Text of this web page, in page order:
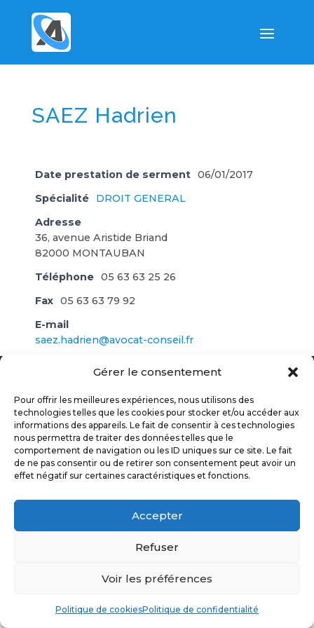
Gérer le consentement
Pour offrir les meilleures expériences, nous utilisons des
technologies telles que les cookies pour stocker et/ou accéder aux
informations des appareils. Le fait de consentir à ces technologies
nous permettra de traiter des données telles que le
comportement de navigation ou les ID uniques sur ce site. Le fait
de ne pas consentir ou de retirer son consentement peut avoir un
effet négatif sur certaines caractéristiques et fonctions.
Accepter
Refuser
Voir les préférences
Politique de cookiesPolitique de confidentialité
SAEZ Hadrien
Date prestation de serment 06/01/2017
Spécialité
DROIT GENERAL
Adresse
36, avenue Aristide Briand
82000 MONTAUBAN
Téléphone 05 63 63 25 26
Fax 05 63 63 79 92
E-mail
saez.hadrien@avocat-conseil.fr
ORDRE DES AVOCATS TARN & GARONNE
POLITIQUE DE CONFIDENTIALITÉ
MENTIONS LÉGALES
PLAN DU SITE